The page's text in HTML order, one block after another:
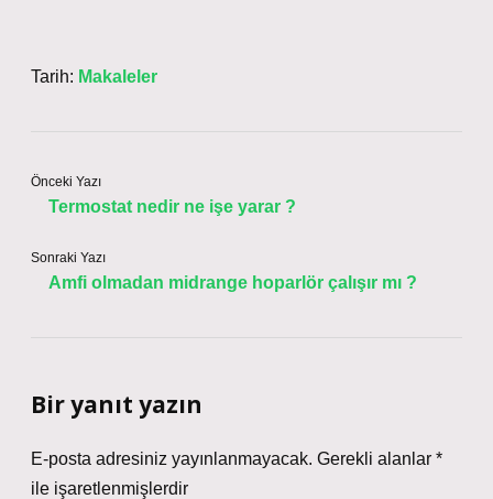
Tarih: Makaleler
Önceki Yazı
Termostat nedir ne işe yarar ?
Sonraki Yazı
Amfi olmadan midrange hoparlör çalışır mı ?
Bir yanıt yazın
E-posta adresiniz yayınlanmayacak. Gerekli alanlar *
ile işaretlenmişlerdir